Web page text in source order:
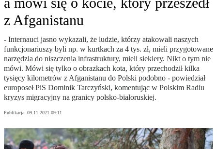
z Afganistanu
- Internauci jasno wykazali, że ludzie, którzy atakowali naszych
funkcjonariuszy byli np. w kurtkach za 4 tys. zł, mieli przygotowane
narzędzia do niszczenia infrastruktury, mieli siekiery. Nikt o tym nie
mówi. Mówi się tylko o obrazkach kota, który przechodził kilka
tysięcy kilometrów z Afganistanu do Polski podobno - powiedział
europoseł PiS Dominik Tarczyński, komentując w Polskim Radiu
kryzys migracyjny na granicy polsko-białoruskiej.
Publikacja: 09.11.2021 09:11